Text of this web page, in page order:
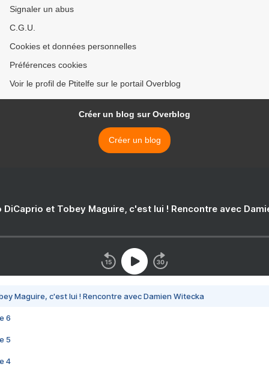
Signaler un abus
C.G.U.
Cookies et données personnelles
Préférences cookies
Voir le profil de Ptitelfe sur le portail Overblog
Créer un blog sur Overblog
Créer un blog
DiCaprio et Tobey Maguire, c'est lui ! Rencontre avec
Maguire, c'est lui ! Rencontre avec Damien Witecka
6
5
4